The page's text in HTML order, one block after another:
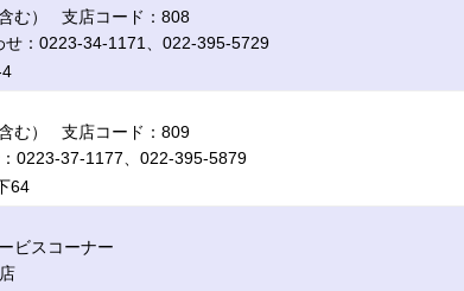
む） 支店コード：808
：0223-34-1171、022-395-5729
む） 支店コード：809
0223-37-1177、022-395-5879
64
ビスコーナー